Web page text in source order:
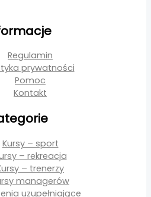
Regulamin
prywatności
Pomoc
Kontakt
Kursy – sport
– rekreacja
– trenerzy
managerów
uzupełniające